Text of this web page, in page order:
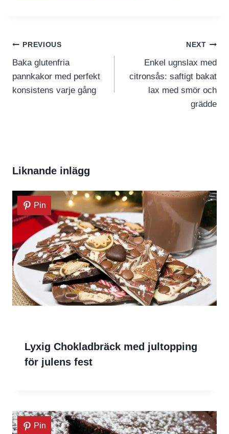
Inläggsnavigering
PREVIOUS
Baka glutenfria
pannkakor med perfekt
konsistens varje gång
NEXT
Enkel ugnslax med
citronsås: saftigt bakat
lax med smör och
grädde
Liknande inlägg
Pin
Lyxig Chokladbräck med jultopping
för julens fest
Pin